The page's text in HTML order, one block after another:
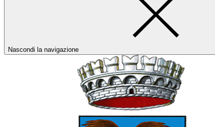
Nascondi la navigazione